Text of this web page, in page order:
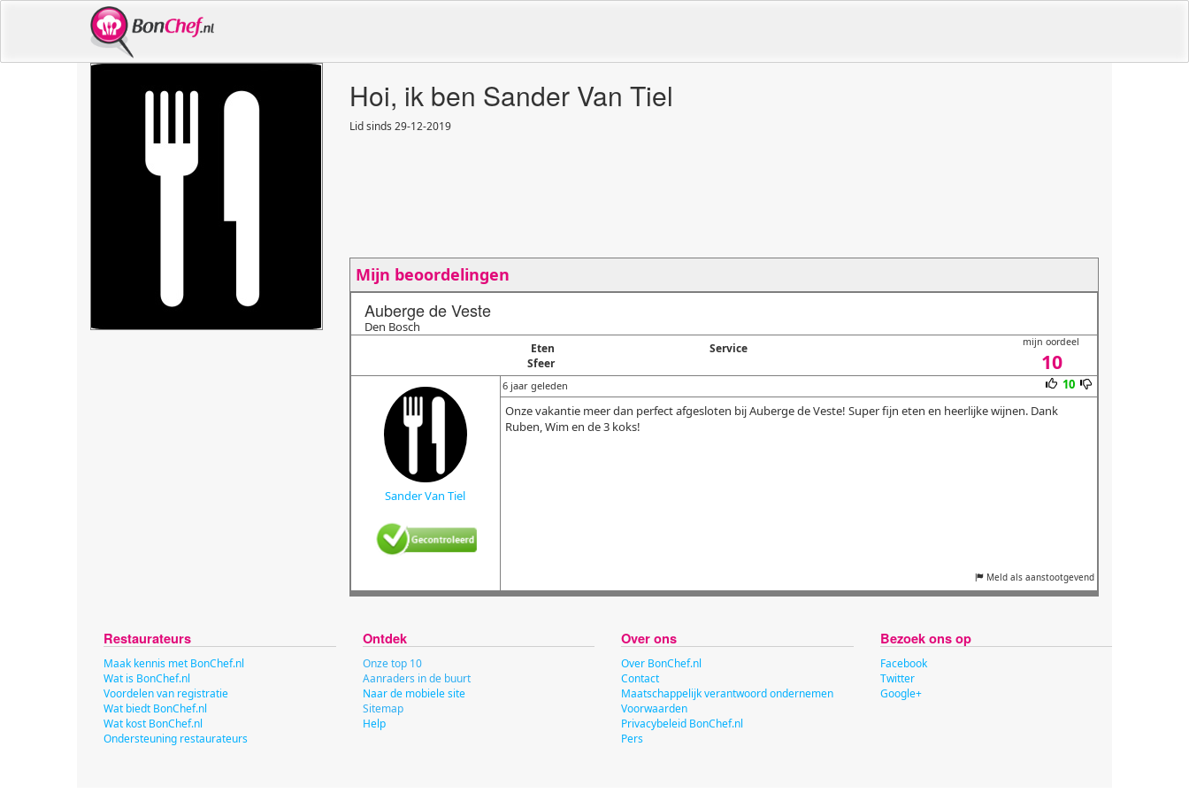
Hoi, ik ben Sander Van Tiel
Lid sinds 29-12-2019
Mijn beoordelingen
Auberge de Veste
Den Bosch
Eten
Service
Sfeer
mijn oordeel
10
Sander Van Tiel
6 jaar geleden
10
Onze vakantie meer dan perfect afgesloten bij Auberge de Veste! Super fijn eten en heerlijke wijnen. Dank
Ruben, Wim en de 3 koks!
Meld als aanstootgevend
Restaurateurs
Maak kennis met BonChef.nl
Wat is BonChef.nl
Voordelen van registratie
Wat biedt BonChef.nl
Wat kost BonChef.nl
Ondersteuning restaurateurs
Ontdek
Onze top 10
Aanraders in de buurt
Naar de mobiele site
Sitemap
Help
Over ons
Over BonChef.nl
Contact
Maatschappelijk verantwoord ondernemen
Voorwaarden
Privacybeleid BonChef.nl
Pers
Bezoek ons op
Facebook
Twitter
Google+